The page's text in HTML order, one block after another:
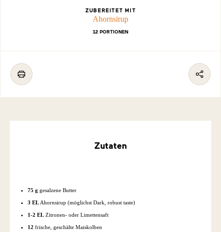
ZUBEREITET MIT
Ahornsirup
12 PORTIONEN
Zutaten
75 g gesalzene Butter
3 EL Ahornsirup (möglichst Dark, robust taste)
1-2 EL Zitronen- oder Limettensaft
12 frische, geschälte Maiskolben